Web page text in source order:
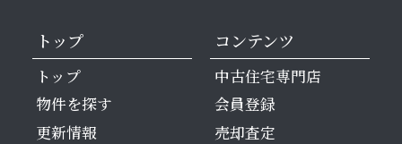
トップ
トップ
物件を探す
更新情報
コンテンツ
中古住宅専門店
会員登録
売却査定